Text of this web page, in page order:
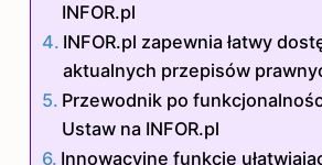
INFOR.pl
INFOR.pl zapewnia łatwy
aktualnych przepisów
Przewodnik po
Ustaw na INFOR.pl
Innowacyjne funkcje